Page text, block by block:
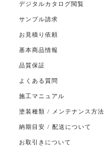
デジタルカタログ閲覧
サンプル請求
お見積り依頼
基本商品情報
品質保証
よくある質問
施工マニュアル
塗装種類 / メンテナンス方法
納期目安 / 配送について
お取引きについて